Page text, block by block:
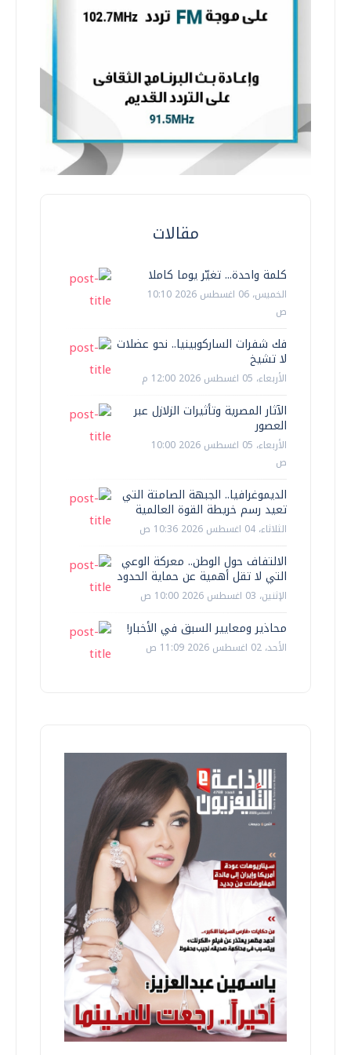
مقالات
كلمة واحدة... تغيّر يوما كاملا
الخميس، 06 اغسطس 2026 10:10
ص
فك شفرات الساركوبينيا.. نحو عضلات
لا تشيخ
الأربعاء، 05 اغسطس 2026 12:00 م
الآثار المصرية وتأثيرات الزلازل عبر
العصور
الأربعاء، 05 اغسطس 2026 10:00
ص
الديموغرافيا.. الجبهة الصامتة التي
تعيد رسم خريطة القوة العالمية
الثلاثاء، 04 اغسطس 2026 10:36 ص
الالتفاف حول الوطن.. معركة الوعي
التي لا تقل أهمية عن حماية الحدود
الإثنين، 03 اغسطس 2026 10:00 ص
محاذير ومعايير السبق في الأخبار!
الأحد، 02 اغسطس 2026 11:09 ص